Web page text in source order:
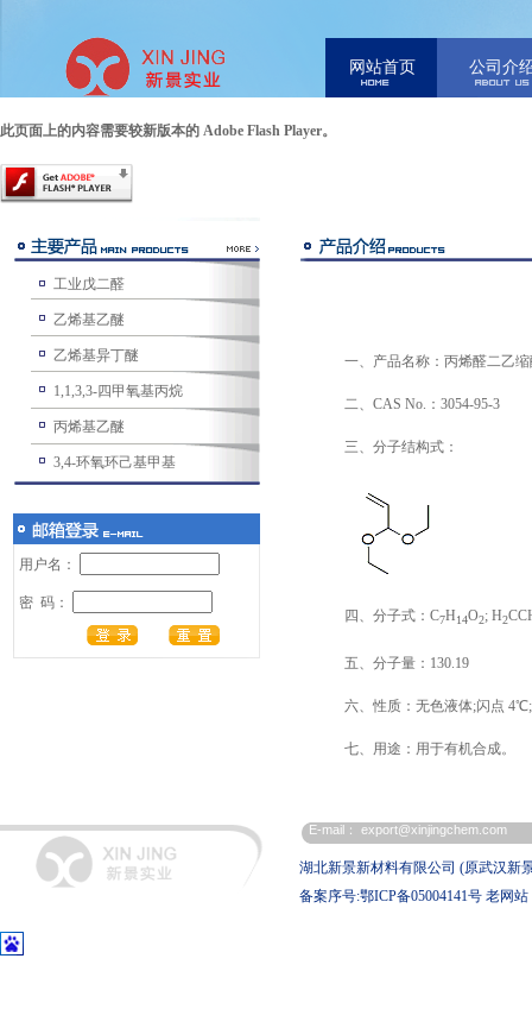
网站首页 公司介
此页面上的内容需要较新版本的 Adobe Flash Player。
工业戊二醛
乙烯基乙醚
乙烯基异丁醚
1,1,3,3-四甲氧基丙烷
丙烯基乙醚
3,4-环氧环己基甲基
用户名：
密 码：
一、产品名称：丙烯醛二乙缩
二、CAS No.：3054-95-3
三、分子结构式：
四、分子式：C7H14O2; H2
五、分子量：130.19
六、性质：无色液体;闪点
七、用途：用于有机合成。
E-mail： export@xinjingchem.com
湖北新景新材料有限公司 (原武汉新
备案序号:鄂ICP备05004141号 老网站